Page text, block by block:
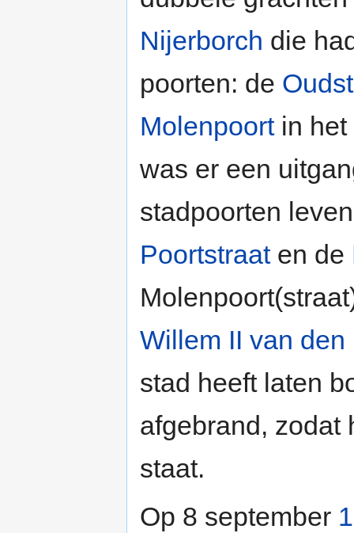
Nijerborch die
poorten: de
Molenpoortin het
was er een
stadpoorten
Poortstraaten de
Willem II van den
stad heeft laten
afgebrand,
staat.
Op 8 september